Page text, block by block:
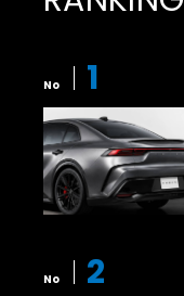
No 1
No 2